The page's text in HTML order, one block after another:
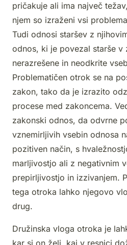
pričakuje ali ima največ
njem so izraženi vsi
Tudi odnosi staršev z
odnos, ki je povezal starše v
nerazrešene in neodkrite
Problematičen otrok se na
zakon, tako da je izrazito
procese med zakoncema.
zakonski odnos, da odvrne
vznemirljivih vsebin odnosa
pozitiven način, s
marljivostjo ali z negativnim
prepirljivostjo in izzivanjem.
tega otroka lahko njegovo
drug.
Družinska vloga otroka je